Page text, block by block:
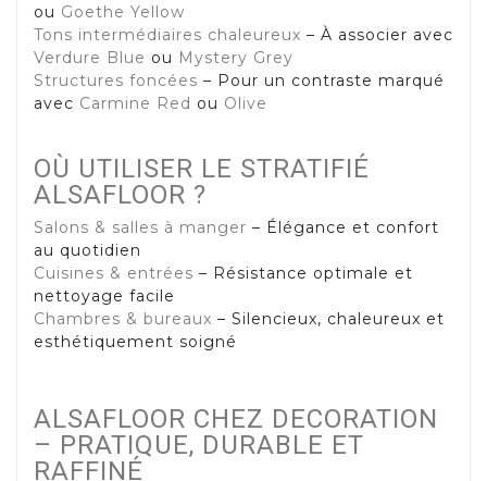
ou Goethe Yellow
Tons intermédiaires chaleureux – À associer avec
Verdure Blue ou Mystery Grey
Structures foncées – Pour un contraste marqué
avec Carmine Red ou Olive
OÙ UTILISER LE STRATIFIÉ
ALSAFLOOR ?
Salons & salles à manger – Élégance et confort
au quotidien
Cuisines & entrées – Résistance optimale et
nettoyage facile
Chambres & bureaux – Silencieux, chaleureux et
esthétiquement soigné
ALSAFLOOR CHEZ DECORATION
– PRATIQUE, DURABLE ET
RAFFINÉ